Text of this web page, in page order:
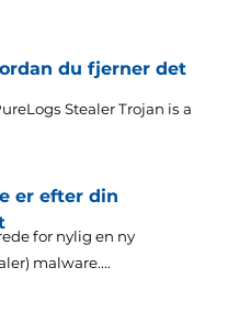
du fjerner det
Stealer Trojan is a
er efter din
for nylig en ny
malware....